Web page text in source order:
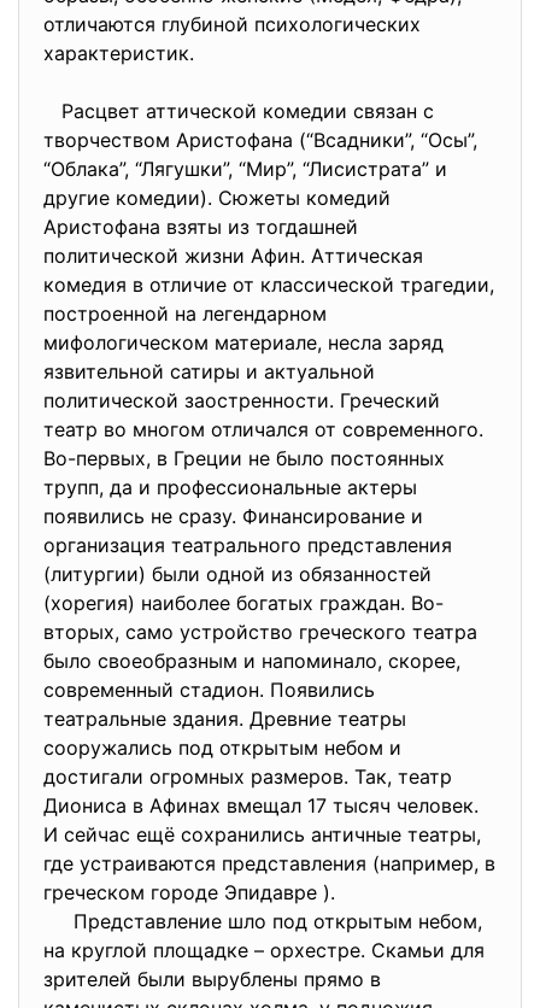
отличаются глубиной психологических
характеристик.
Расцвет аттической комедии связан с
творчеством Аристофана (“Всадники”, “Осы”,
“Облака”, “Лягушки”, “Мир”, “Лисистрата” и
другие комедии). Сюжеты комедий
Аристофана взяты из тогдашней
политической жизни Афин. Аттическая
комедия в отличие от классической трагедии,
построенной на легендарном
мифологическом материале, несла заряд
язвительной сатиры и актуальной
политической заостренности. Греческий
театр во многом отличался от современного.
Во-первых, в Греции не было постоянных
трупп, да и профессиональные актеры
появились не сразу. Финансирование и
организация театрального представления
(литургии) были одной из обязанностей
(хорегия) наиболее богатых граждан. Во-
вторых, само устройство греческого театра
было своеобразным и напоминало, скорее,
современный стадион. Появились
театральные здания. Древние театры
сооружались под открытым небом и
достигали огромных размеров. Так, театр
Диониса в Афинах вмещал 17 тысяч человек.
И сейчас ещё сохранились античные театры,
где устраиваются представления (например, в
греческом городе Эпидавре ).
Представление шло под открытым небом,
на круглой площадке – орхестре. Скамьи для
зрителей были вырублены прямо в